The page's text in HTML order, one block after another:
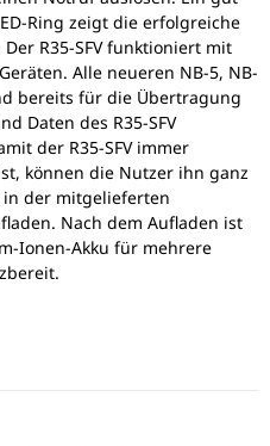
Ring zeigt die erfolgreiche
R35-SFV funktioniert mit
Alle neueren NB-5, NB-
bereits für die Übertragung
Daten des R35-SFV
der R35-SFV immer
können die Nutzer ihn ganz
der mitgelieferten
Nach dem Aufladen ist
Ionen-Akku für mehrere